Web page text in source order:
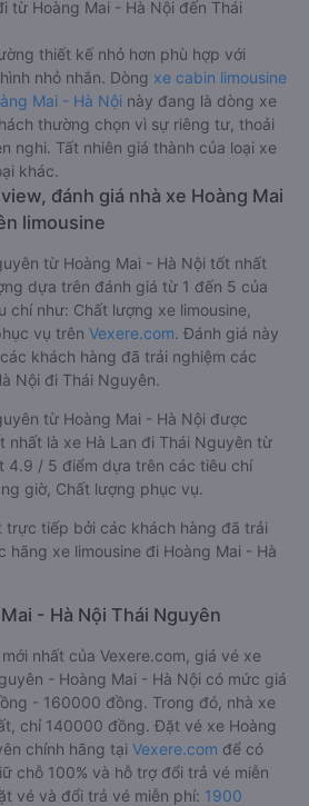
từ Hoàng Mai - Hà Nội đến Thái
thiết kế nhỏ hơn phù hợp với
nhỏ nhắn. Dòng xe cabin limousine
Mai - Hà Nội này đang là dòng xe
thường chọn vì sự riêng tư, thoải
nghi. Tất nhiên giá thành của loại xe
khác.
đánh giá nhà xe Hoàng Mai
limousine
từ Hoàng Mai - Hà Nội tốt nhất
dựa trên đánh giá từ 1 đến 5 của
chí như: Chất lượng xe limousine,
vụ trên Vexere.com. Đánh giá này
khách hàng đã trải nghiệm các
Nội đi Thái Nguyên.
từ Hoàng Mai - Hà Nội được
nhất là xe Hà Lan đi Thái Nguyên từ
4.9 / 5 điểm dựa trên các tiêu chí
giờ, Chất lượng phục vụ.
tiếp bởi các khách hàng đã trải
hãng xe limousine đi Hoàng Mai - Hà
- Hà Nội Thái Nguyên
nhất của Vexere.com, giá vé xe
- Hoàng Mai - Hà Nội có mức giá
- 160000 đồng. Trong đó, nhà xe
chỉ 140000 đồng. Đặt vé xe Hoàng
chính hãng tại Vexere.com để có
chỗ 100% và hỗ trợ đổi trả vé miễn
vé và đổi trả vé miễn phí: 1900